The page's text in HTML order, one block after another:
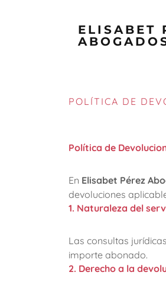
ELISABET
POLÍTICA DE
Política de
En Elisabet Pérez
devoluciones
1. Naturaleza del
Las consultas
importe abonado.
2. Derecho a la